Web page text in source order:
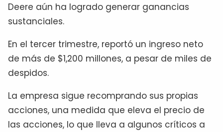
Deere aún ha logrado generar ganancias
sustanciales.
En el tercer trimestre, reportó un ingreso neto
de más de $1,200 millones, a pesar de miles de
despidos.
La empresa sigue recomprando sus propias
acciones, una medida que eleva el precio de
las acciones, lo que lleva a algunos críticos a